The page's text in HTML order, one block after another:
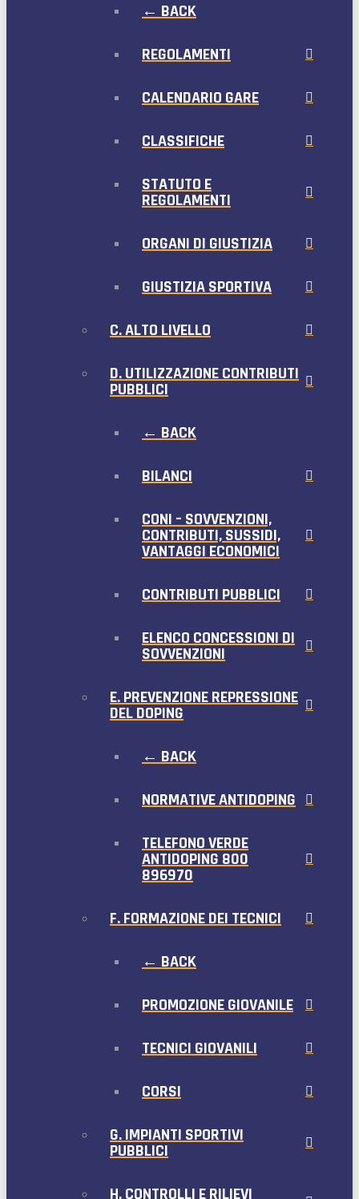
← BACK
REGOLAMENTI
CALENDARIO GARE
CLASSIFICHE
STATUTO E
REGOLAMENTI
ORGANI DI GIUSTIZIA
GIUSTIZIA SPORTIVA
C. ALTO LIVELLO
D. UTILIZZAZIONE CONTRIBUTI
PUBBLICI
← BACK
BILANCI
CONI – SOVVENZIONI,
CONTRIBUTI, SUSSIDI,
VANTAGGI ECONOMICI
CONTRIBUTI PUBBLICI
ELENCO CONCESSIONI DI
SOVVENZIONI
E. PREVENZIONE REPRESSIONE
DEL DOPING
← BACK
NORMATIVE ANTIDOPING
TELEFONO VERDE
ANTIDOPING 800
896970
F. FORMAZIONE DEI TECNICI
← BACK
PROMOZIONE GIOVANILE
TECNICI GIOVANILI
CORSI
G. IMPIANTI SPORTIVI
PUBBLICI
H. CONTROLLI E RILIEVI